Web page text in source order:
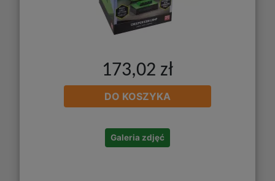
173,02 zł
DO KOSZYKA
Galeria zdjęć